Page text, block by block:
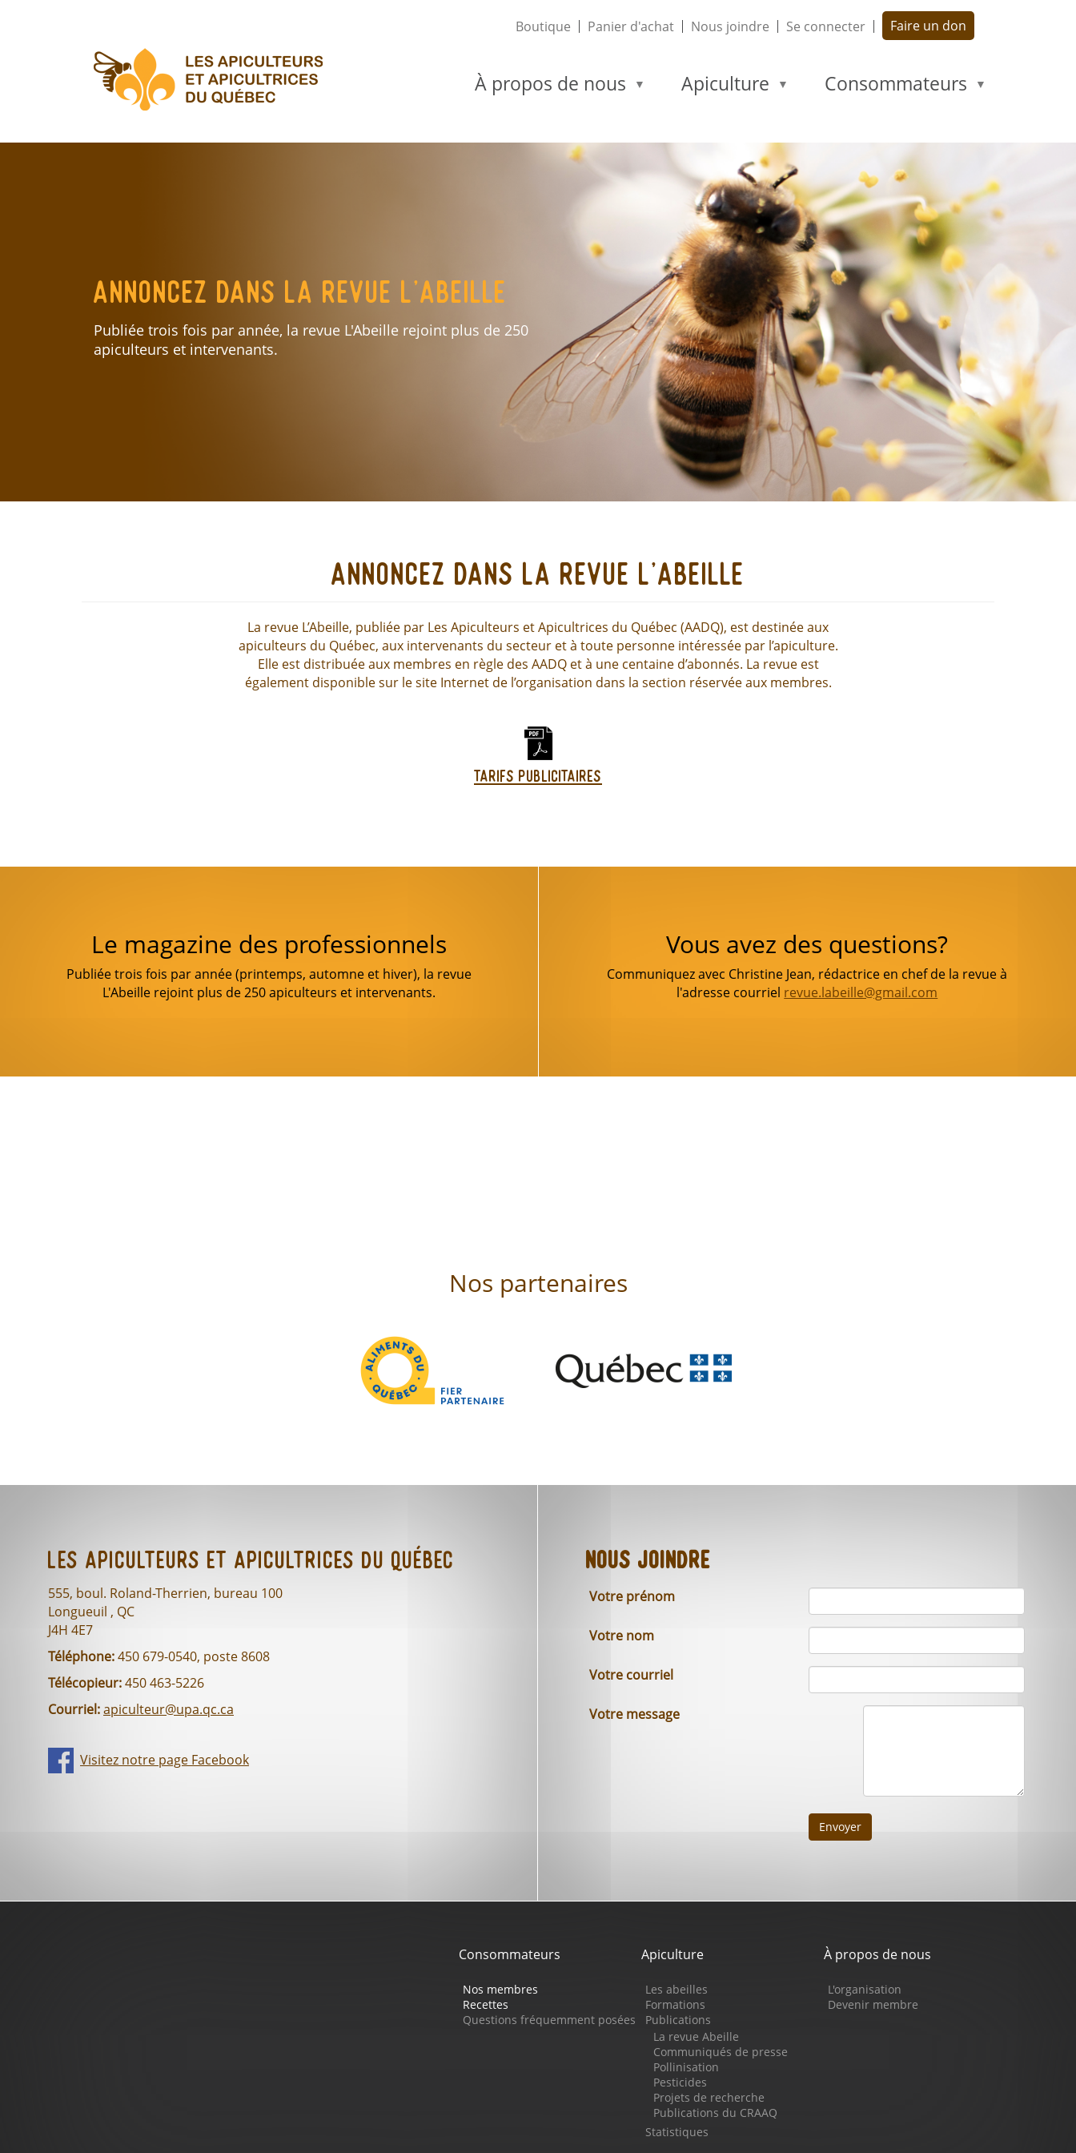
Boutique Panier d'achat Nous joindre Se connecter Faire un don
À propos de nous Apiculture Consommateurs
Annoncez dans la revue L'Abeille
Publiée trois fois par année, la revue L'Abeille rejoint plus de 250
apiculteurs et intervenants.
annoncez dans la revue l'abeille
La revue L’Abeille, publiée par Les Apiculteurs et Apicultrices du Québec (AADQ), est destinée aux
apiculteurs du Québec, aux intervenants du secteur et à toute personne intéressée par l’apiculture.
Elle est distribuée aux membres en règle des AADQ et à une centaine d’abonnés. La revue est
également disponible sur le site Internet de l’organisation dans la section réservée aux membres.
Tarifs publicitaires
Le magazine des professionnels
Publiée trois fois par année (printemps, automne et hiver), la revue
L'Abeille rejoint plus de 250 apiculteurs et intervenants.
Vous avez des questions?
Communiquez avec Christine Jean, rédactrice en chef de la revue à
l'adresse courriel revue.labeille@gmail.com
Nos partenaires
Les Apiculteurs et Apicultrices du Québec
555, boul. Roland-Therrien, bureau 100
Longueuil , QC
J4H 4E7
Téléphone:450 679-0540, poste 8608
Télécopieur:450 463-5226
Courriel:apiculteur@upa.qc.ca
Visitez notre page Facebook
Nous joindre
Votre prénom
Votre nom
Votre courriel
Votre message
Envoyer
À propos de nous
L'organisation
Devenir membre
Apiculture
Les abeilles
Formations
Publications
La revue Abeille
Communiqués de presse
Pollinisation
Pesticides
Projets de recherche
Publications du CRAAQ
Statistiques
Consommateurs
Nos membres
Recettes
Questions fréquemment posées